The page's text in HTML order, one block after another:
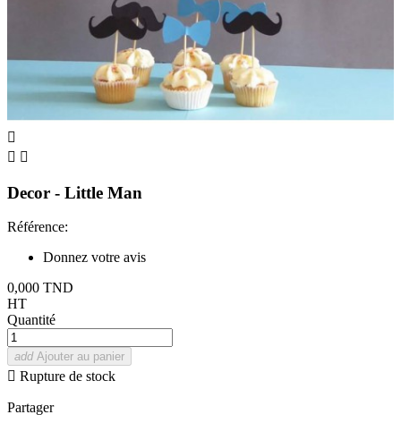

 
Decor - Little Man
Référence:
Donnez votre avis
0,000 TND
HT
Quantité
add Ajouter au panier
 Rupture de stock
Partager